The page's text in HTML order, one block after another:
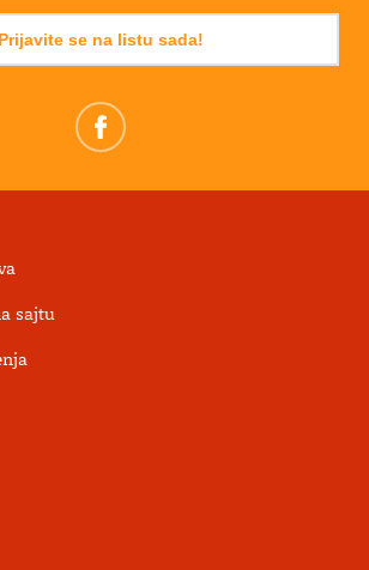
Prijavite se na listu sada!
sajtu